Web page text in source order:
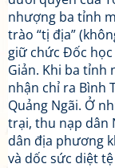
nhượng ba tỉnh
trào “tị địa”
giữ chức Đốc
Giản. Khi ba tỉnh
nhận chỉ ra Bình
Quảng Ngãi. Ở
trại, thu nạp dân
dân địa phương
và dốc sức diệt